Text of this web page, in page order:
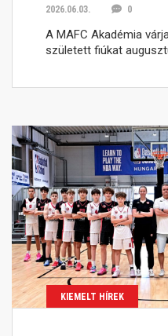
2026.06.03. 0
A MAFC Akadémia
született fiúkat
KIEMELT HÍREK